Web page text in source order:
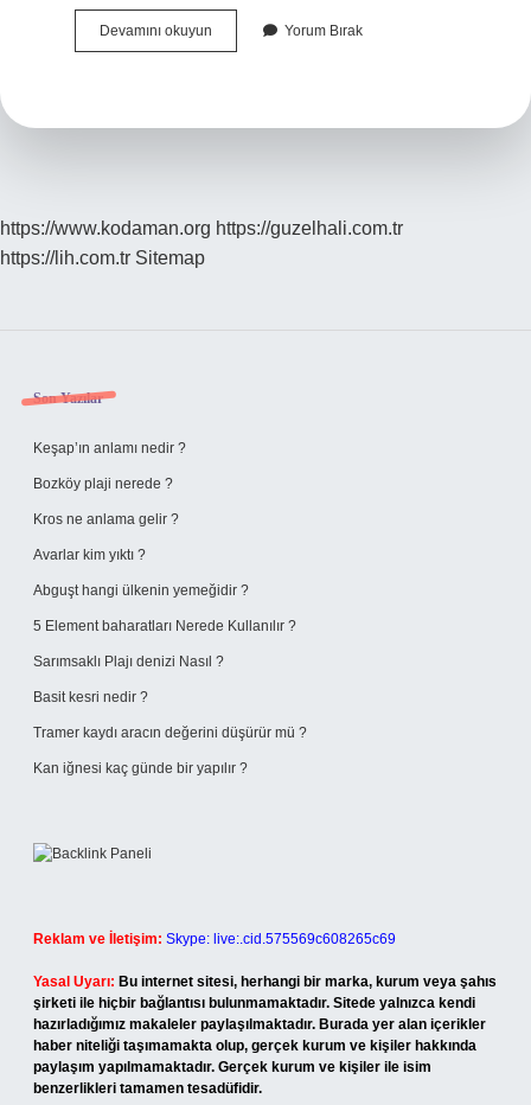
Devamını okuyun
Silinen
Yorum Bırak
https://www.kodaman.org https://guzelhali.com.tr
https://lih.com.tr Sitemap
Sidebar
Son Yazılar
Keşap’ın anlamı nedir ?
Bozköy plaji nerede ?
Kros ne anlama gelir ?
Avarlar kim yıktı ?
Abguşt hangi ülkenin yemeğidir ?
5 Element baharatları Nerede Kullanılır ?
Sarımsaklı Plajı denizi Nasıl ?
Basit kesri nedir ?
Tramer kaydı aracın değerini düşürür mü ?
Kan iğnesi kaç günde bir yapılır ?
Reklam ve İletişim: Skype: live:.cid.575569c608265c69
Yasal Uyarı: Bu internet sitesi, herhangi bir marka, kurum veya şahıs
şirketi ile hiçbir bağlantısı bulunmamaktadır. Sitede yalnızca kendi
hazırladığımız makaleler paylaşılmaktadır. Burada yer alan içerikler
haber niteliği taşımamakta olup, gerçek kurum ve kişiler hakkında
paylaşım yapılmamaktadır. Gerçek kurum ve kişiler ile isim
benzerlikleri tamamen tesadüfidir.